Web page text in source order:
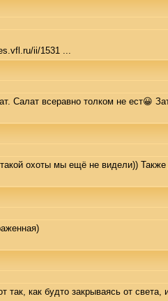
ii/1531 ...
Салат всеравно толком не ест😀
охоты мы ещё не видели))
так, как будто закрываясь от света,